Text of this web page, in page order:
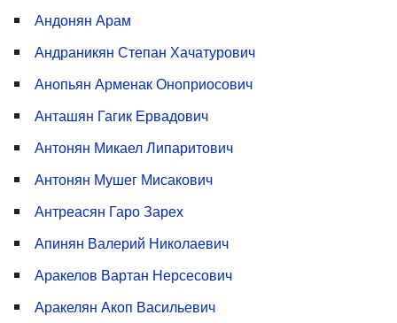
Андонян Арам
Андраникян Степан Хачатурович
Анопьян Арменак Оноприосович
Анташян Гагик Ервадович
Антонян Микаел Липаритович
Антонян Мушег Мисакович
Антреасян Гаро Зарех
Апинян Валерий Николаевич
Аракелов Вартан Нерсесович
Аракелян Акоп Васильевич